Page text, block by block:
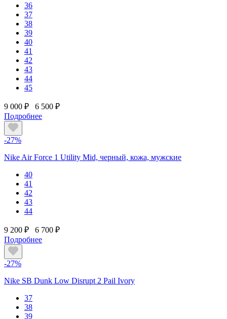
36
37
38
39
40
41
42
43
44
45
9 000 ₽
6 500 ₽
Подробнее
-27%
Nike Air Force 1 Utility Mid, черный, кожа, мужские
40
41
42
43
44
9 200 ₽
6 700 ₽
Подробнее
-27%
Nike SB Dunk Low Disrupt 2 Pail Ivory
37
38
39